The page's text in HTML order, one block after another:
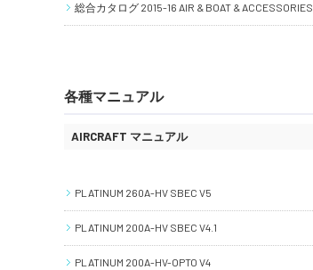
総合カタログ 2015-16 AIR & BOAT & ACCESSORIES
各種マニュアル
AIRCRAFT マニュアル
PLATINUM 260A-HV SBEC V5
PLATINUM 200A-HV SBEC V4.1
PLATINUM 200A-HV-OPTO V4